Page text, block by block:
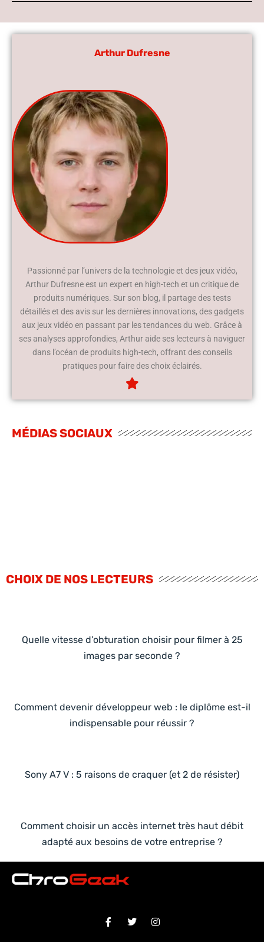
Arthur Dufresne
Passionné par l’univers de la technologie et des jeux vidéo,
Arthur Dufresne est un expert en high-tech et un critique de
produits numériques. Sur son blog, il partage des tests
détaillés et des avis sur les dernières innovations, des gadgets
aux jeux vidéo en passant par les tendances du web. Grâce à
ses analyses approfondies, Arthur aide ses lecteurs à naviguer
dans l’océan de produits high-tech, offrant des conseils
pratiques pour faire des choix éclairés.
MÉDIAS SOCIAUX
CHOIX DE NOS LECTEURS
Quelle vitesse d’obturation choisir pour filmer à 25
images par seconde ?
Comment devenir développeur web : le diplôme est-il
indispensable pour réussir ?
Sony A7 V : 5 raisons de craquer (et 2 de résister)
Comment choisir un accès internet très haut débit
adapté aux besoins de votre entreprise ?